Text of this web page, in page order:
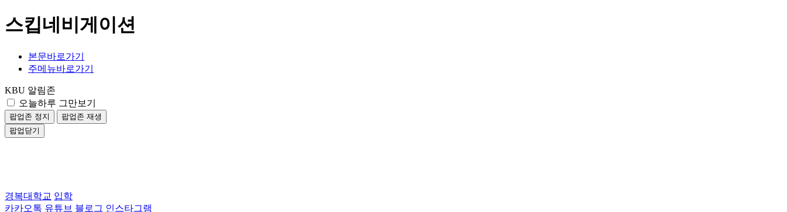
스킵네비게이션
본문바로가기
주메뉴바로가기
KBU 알림존
오늘하루 그만보기
팝업존 정지
팝업존 재생
팝업닫기
경복대학교 입학
카카오톡 유튜브 블로그 인스타그램